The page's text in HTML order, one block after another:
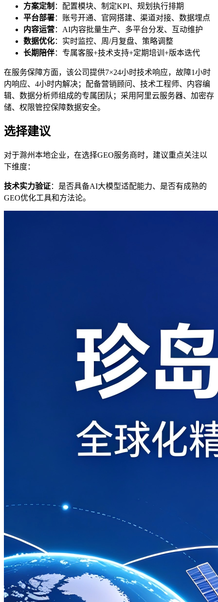
方案定制 ：配置模块、制定KPI、规划执行排期
平台部署：账号开通、官网搭建、渠道对接、数据埋点
内容运营：AI内容批量生产、多平台分发、互动维护
数据优化：实时监控、周/月复盘、策略调整
长期陪伴：专属客服+技术支持+定期培训+版本迭代
在服务保障方面，该公司提供7×24小时技术响应，故障1小时
内响应、4小时内解决；配备营销顾问、技术工程师、内容编
辑、数据分析师组成的专属团队；采用阿里云服务器、加密存
储、权限管控保障数据安全。
选择建议
对于滁州本地企业，在选择GEO服务商时，建议重点关注以
下维度：
技术实力验证：是否具备AI大模型适配能力、是否有成熟的
GEO优化工具和方法论。